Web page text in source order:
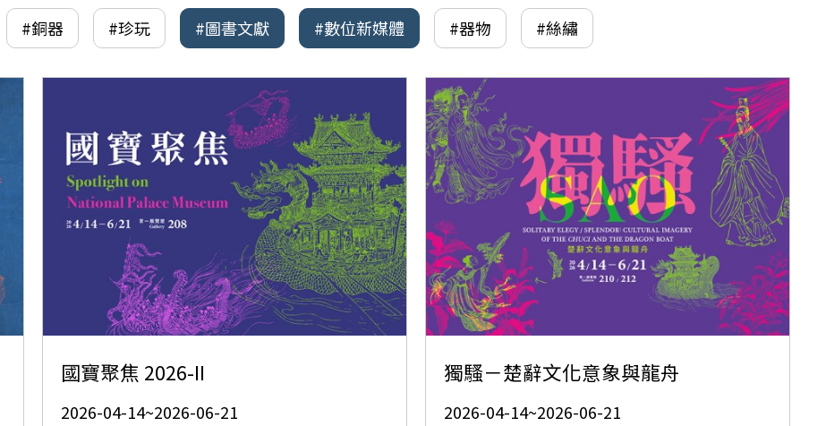
#銅器 #珍玩 #圖書文獻 #數位新媒體 #器物 #絲繡
國寶聚焦 2026-II
2026-04-14~2026-06-21
獨騷－楚辭文化意象與龍舟
2026-04-14~2026-06-21